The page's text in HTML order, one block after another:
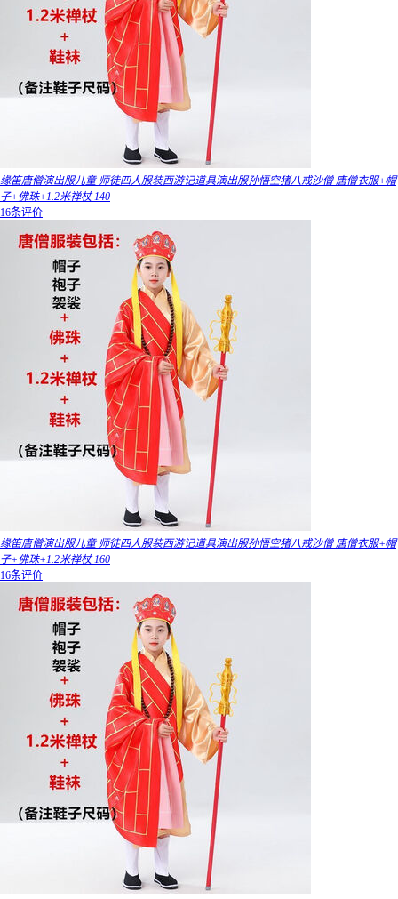
缘笛唐僧演出服儿童 师徒四人服装西游记道具演出服孙悟空猪八戒沙僧 唐僧衣服+帽
子+佛珠+1.2米禅杖 140
16条评价
缘笛唐僧演出服儿童 师徒四人服装西游记道具演出服孙悟空猪八戒沙僧 唐僧衣服+帽
子+佛珠+1.2米禅杖 160
16条评价